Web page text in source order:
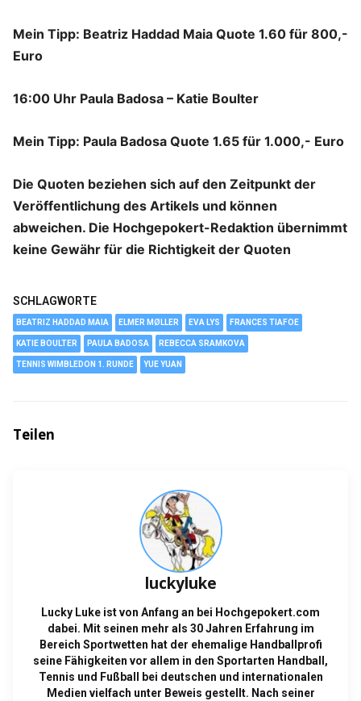
Mein Tipp: Beatriz Haddad Maia Quote 1.60 für 800,-
Euro
16:00 Uhr Paula Badosa – Katie Boulter
Mein Tipp: Paula Badosa Quote 1.65 für 1.000,- Euro
Die Quoten beziehen sich auf den Zeitpunkt der
Veröffentlichung des Artikels und können
abweichen. Die Hochgepokert-Redaktion übernimmt
keine Gewähr für die Richtigkeit der Quoten
SCHLAGWORTE
BEATRIZ HADDAD MAIA ELMER MØLLER EVA LYS FRANCES TIAFOE
KATIE BOULTER PAULA BADOSA REBECCA SRAMKOVA
TENNIS WIMBLEDON 1. RUNDE YUE YUAN
Teilen
luckyluke
Lucky Luke ist von Anfang an bei Hochgepokert.com
dabei. Mit seinen mehr als 30 Jahren Erfahrung im
Bereich Sportwetten hat der ehemalige Handballprofi
seine Fähigkeiten vor allem in den Sportarten Handball,
Tennis und Fußball bei deutschen und internationalen
Medien vielfach unter Beweis gestellt. Nach seiner